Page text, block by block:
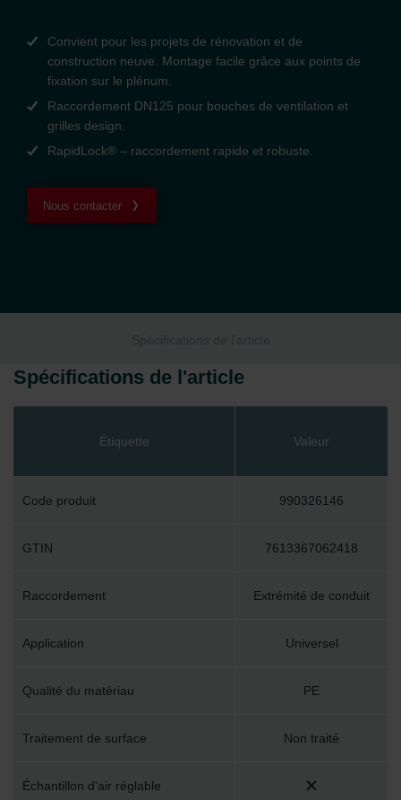
Convient pour les projets de rénovation et de
construction neuve. Montage facile grâce aux points de
fixation sur le plénum.
Raccordement DN125 pour bouches de ventilation et
grilles design.
RapidLock® – raccordement rapide et robuste.
Nous contacter
Spécifications de l'article
Spécifications de l'article
Étiquette Valeur
Code produit 990326146
GTIN 7613367062418
Raccordement Extrémité de conduit
Application Universel
Qualité du matériau PE
Traitement de surface Non traité
Échantillon d'air réglable